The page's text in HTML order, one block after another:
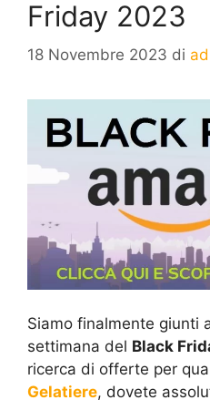
Friday 2023
18 Novembre 2023 di
Siamo finalmente giunti
settimana del Black
ricerca di offerte per
Gelatiere, dovete